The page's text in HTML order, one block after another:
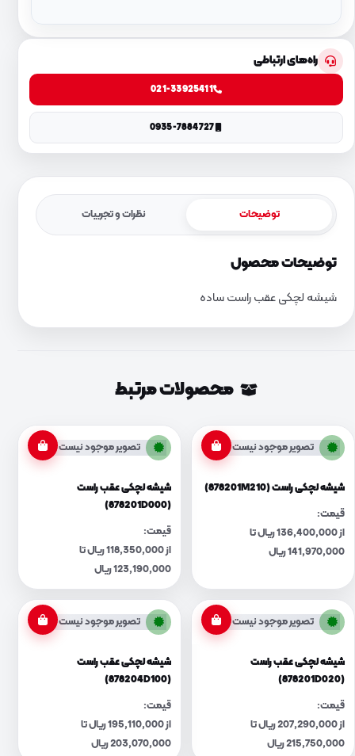
راه‌های ارتباطی
021-33925411
0935-7884727
توضیحات نظرات و تجربیات
توضیحات محصول
شیشه لچکی عقب راست ساده
محصولات مرتبط
تصویر موجود نیست
شیشه لچکی راست (878201M210)
قیمت:
از 136,400,000 ریال تا
141,970,000 ریال
تصویر موجود نیست
شیشه لچکی عقب راست
(878201D000)
قیمت:
از 118,350,000 ریال تا
123,190,000 ریال
تصویر موجود نیست
شیشه لچکی عقب راست
(878201D020)
قیمت:
از 207,290,000 ریال تا
215,750,000 ریال
تصویر موجود نیست
شیشه لچکی عقب راست
(878204D100)
قیمت:
از 195,110,000 ریال تا
203,070,000 ریال